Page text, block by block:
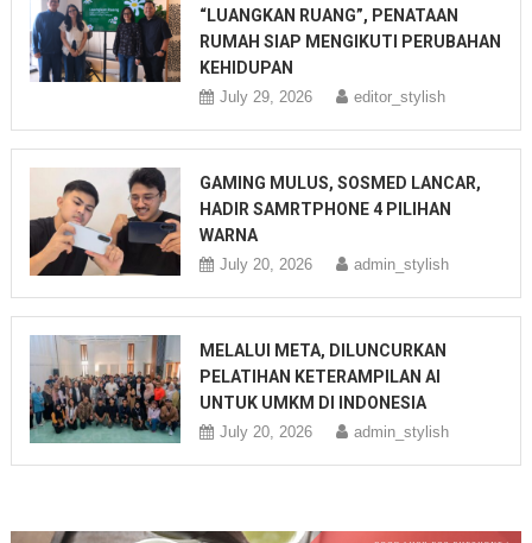
“LUANGKAN RUANG”, PENATAAN
RUMAH SIAP MENGIKUTI PERUBAHAN
KEHIDUPAN
July 29, 2026 editor_stylish
GAMING MULUS, SOSMED LANCAR,
HADIR SAMRTPHONE 4 PILIHAN
WARNA
July 20, 2026 admin_stylish
MELALUI META, DILUNCURKAN
PELATIHAN KETERAMPILAN AI
UNTUK UMKM DI INDONESIA
July 20, 2026 admin_stylish